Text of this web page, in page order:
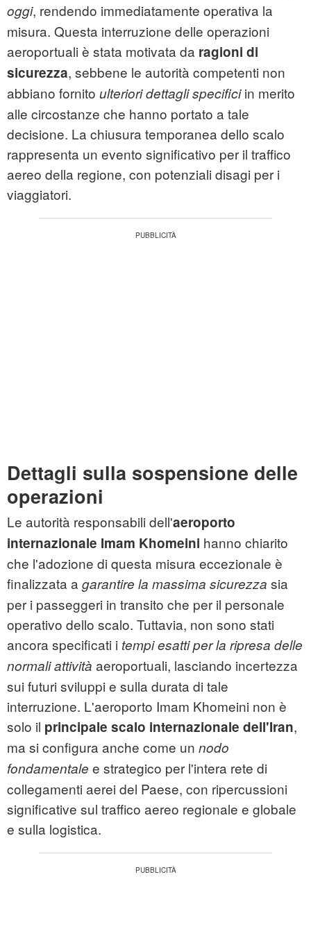
oggi, rendendo immediatamente operativa la
misura. Questa interruzione delle operazioni
aeroportuali è stata motivata da ragioni di
sicurezza, sebbene le autorità competenti non
abbiano fornito ulteriori dettagli specificiin merito
alle circostanze che hanno portato a tale
decisione. La chiusura temporanea dello scalo
rappresenta un evento significativo per il traffico
aereo della regione, con potenziali disagi per i
viaggiatori.
Dettagli sulla sospensione delle
operazioni
Le autorità responsabili dell'aeroporto
internazionale Imam Khomeini hanno chiarito
che l'adozione di questa misura eccezionale è
finalizzata a garantire la massima sicurezza sia
per i passeggeri in transito che per il personale
operativo dello scalo. Tuttavia, non sono stati
ancora specificati i tempi esatti per la ripresa delle
normali attività aeroportuali, lasciando incertezza
sui futuri sviluppi e sulla durata di tale
interruzione. L'aeroporto Imam Khomeini non è
solo il principale scalo internazionale dell'Iran,
ma si configura anche come un nodo
fondamentale e strategico per l'intera rete di
collegamenti aerei del Paese, con ripercussioni
significative sul traffico aereo regionale e globale
e sulla logistica.